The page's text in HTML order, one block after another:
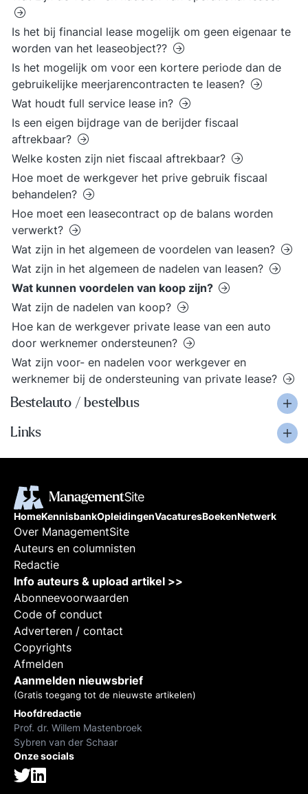
Is het bij financial lease mogelijk om geen eigenaar te
worden van het leaseobject??
Is het mogelijk om voor een kortere periode dan de
gebruikelijke meerjarencontracten te leasen?
Wat houdt full service lease in?
Is een eigen bijdrage van de berijder fiscaal
aftrekbaar?
Welke kosten zijn niet fiscaal aftrekbaar?
Hoe moet de werkgever het prive gebruik fiscaal
behandelen?
Hoe moet een leasecontract op de balans worden
verwerkt?
Wat zijn in het algemeen de voordelen van leasen?
Wat zijn in het algemeen de nadelen van leasen?
Wat kunnen voordelen van koop zijn?
Wat zijn de nadelen van koop?
Hoe kan de werkgever private lease van een auto
door werknemer ondersteunen?
Wat zijn voor- en nadelen voor werkgever en
werknemer bij de ondersteuning van private lease?
Bestelauto / bestelbus
Links
HomeKennisbankOpleidingenVacaturesBoekenNetwerk
Over ManagementSite
Auteurs en columnisten
Redactie
Info auteurs & upload artikel >>
Abonneevoorwaarden
Code of conduct
Adverteren / contact
Copyrights
Afmelden
Aanmelden nieuwsbrief
(Gratis toegang tot de nieuwste artikelen)
Hoofdredactie
Prof. dr. Willem Mastenbroek
Sybren van der Schaar
Onze socials